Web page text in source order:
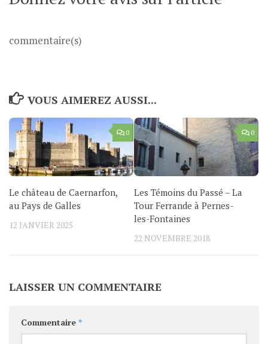
commentaire(s)
VOUS AIMEREZ AUSSI...
0
Le château de Caernarfon,
au Pays de Galles
12 JANVIER 2025
0
Les Témoins du Passé – La
Tour Ferrande à Pernes-
les-Fontaines
22 NOVEMBRE 2018
LAISSER UN COMMENTAIRE
Commentaire *